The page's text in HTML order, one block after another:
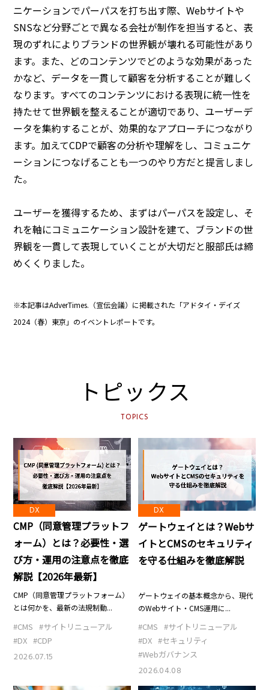
ニケーションでパーパスを打ち出す際、Webサイトや
SNSなど分野ごとで異なる会社が制作を担当すると、表
現のずれによりブランドの世界観が壊れる可能性があり
ます。また、どのコンテンツでどのような効果があった
かなど、データを一貫して顧客を分析することが難しく
なります。すべてのコンテンツにおける表現に統一性を
持たせて世界観を整えることが適切であり、ユーザーデ
ータを集約することが、効果的なアプローチにつながり
ます。加えてCDPで顧客の分析や理解をし、コミュニケ
ーションにつなげることも一つのやり方だと提言しまし
た。
ユーザーを獲得するため、まずはパーパスを設定し、そ
れを軸にコミュニケーション設計を建て、ブランドの世
界観を一貫して表現していくことが大切だと服部氏は締
めくくりました。
※本記事はAdverTimes.（宣伝会議）に掲載された「アドタイ・デイズ
2024（春）東京」のイベントレポートです。
トピックス
TOPICS
DX
CMP（同意管理プラットフ
ォーム）とは？必要性・選
び方・運用の注意点を徹底
解説【2026年最新】
CMP（同意管理プラットフォーム）
とは何かを、最新の法規制動...
#CMS
#サイトリニューアル
#DX #CDP
2026.07.15
DX
ゲートウェイとは？Webサ
イトとCMSのセキュリティ
を守る仕組みを徹底解説
ゲートウェイの基本概念から、現代
のWebサイト・CMS運用に...
#CMS #サイトリニューアル
#DX #セキュリティ
#Webガバナンス
2026.04.08